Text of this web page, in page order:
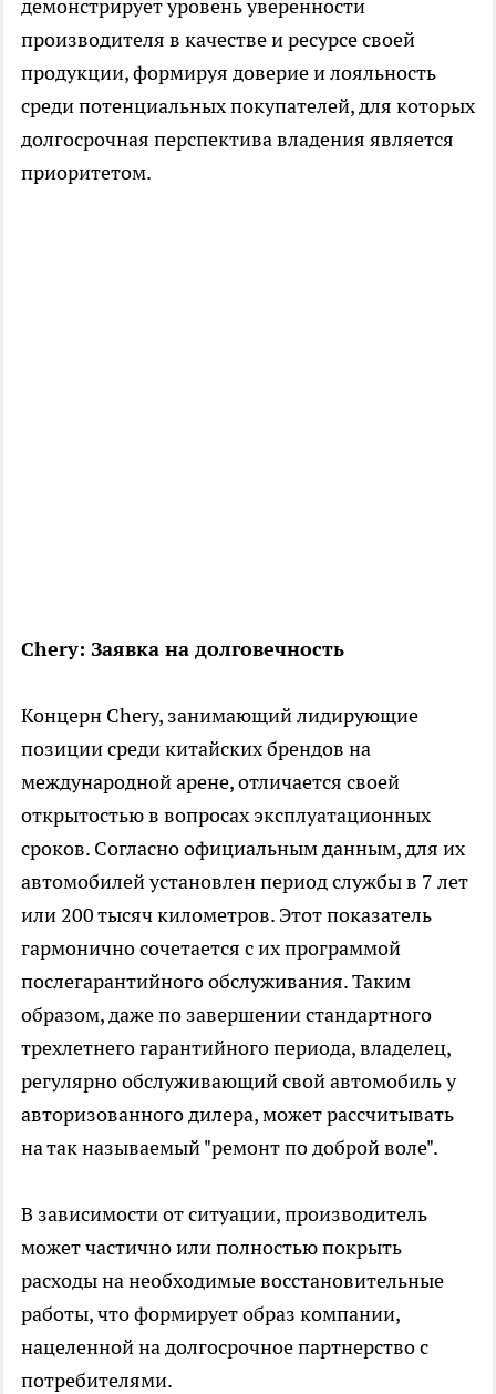
демонстрирует уровень уверенности
производителя в качестве и ресурсе своей
продукции, формируя доверие и лояльность
среди потенциальных покупателей, для которых
долгосрочная перспектива владения является
приоритетом.
Chery: Заявка на долговечность
Концерн Chery, занимающий лидирующие
позиции среди китайских брендов на
международной арене, отличается своей
открытостью в вопросах эксплуатационных
сроков. Согласно официальным данным, для их
автомобилей установлен период службы в 7 лет
или 200 тысяч километров. Этот показатель
гармонично сочетается с их программой
послегарантийного обслуживания. Таким
образом, даже по завершении стандартного
трехлетнего гарантийного периода, владелец,
регулярно обслуживающий свой автомобиль у
авторизованного дилера, может рассчитывать
на так называемый "ремонт по доброй воле".
В зависимости от ситуации, производитель
может частично или полностью покрыть
расходы на необходимые восстановительные
работы, что формирует образ компании,
нацеленной на долгосрочное партнерство с
потребителями.